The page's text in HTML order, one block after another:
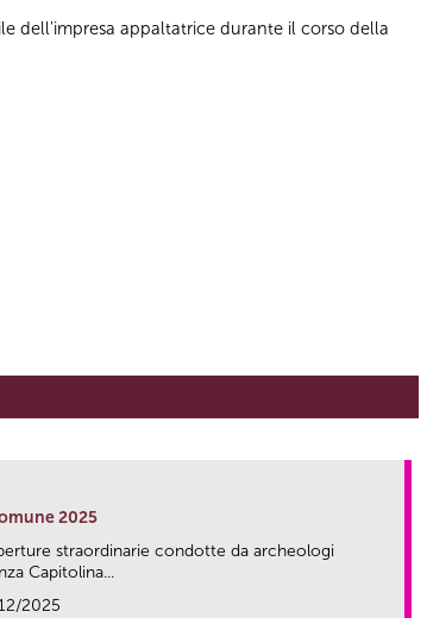
dell'impresa appaltatrice durante il corso della
2025
straordinarie condotte da archeologi
Capitolina...
2025